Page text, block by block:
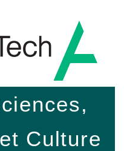
Culture